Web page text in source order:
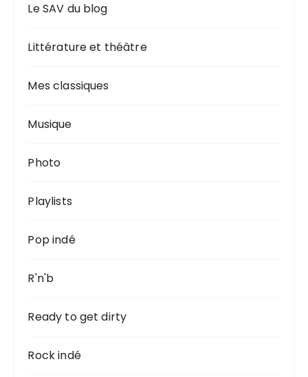
Le SAV du blog
Littérature et théâtre
Mes classiques
Musique
Photo
Playlists
Pop indé
R'n'b
Ready to get dirty
Rock indé